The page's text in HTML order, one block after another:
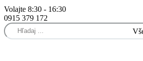
Volajte 8:30 - 16:30
0915 379 172